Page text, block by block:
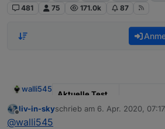
481
75 171.0k 87
walli545
Aktuelle Test
Version
2.0.0
Offline
liv-in-skyschrieb am 6. Apr. 2020, 07:17
zuletzt editiert von liv-in-sky
@walli545